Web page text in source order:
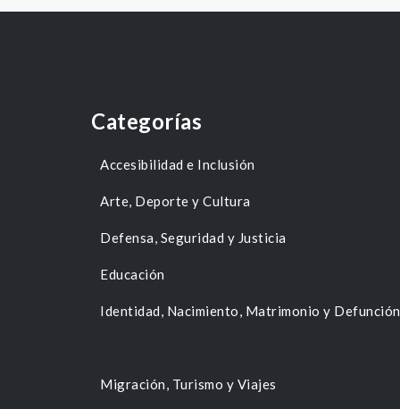
Categorías
Accesibilidad e Inclusión
Arte, Deporte y Cultura
Defensa, Seguridad y Justicia
Educación
Identidad, Nacimiento, Matrimonio y Defunción
Migración, Turismo y Viajes